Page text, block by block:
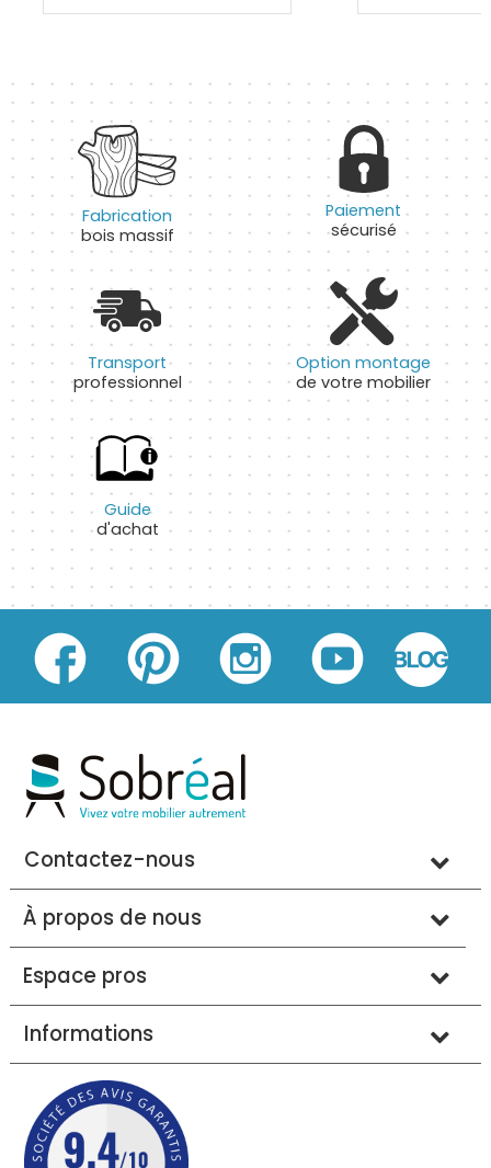
Fabrication
bois massif
Paiement
sécurisé
Transport
professionnel
Option montage
de votre mobilier
Guide
d'achat
Contactez-nous
À propos de nous
Espace pros
Informations